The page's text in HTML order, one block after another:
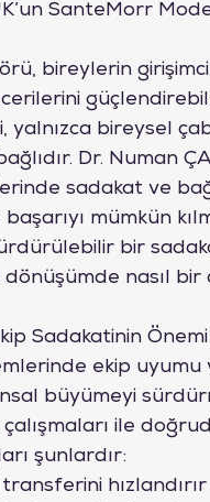
SanteMorr
bireylerin
bireysel
Dr. Numan
sadakat ve
mümkün
bir
nasıl
Sadakatinin Önemi
ekip uyumu
büyümeyi
ile
şunlardır:
hızlandırır